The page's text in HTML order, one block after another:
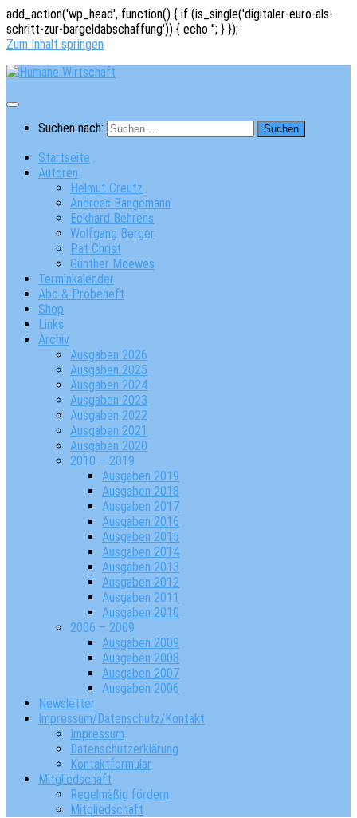
add_action('wp_head', function() { if (is_single('digitaler-euro-als-
schritt-zur-bargeldabschaffung')) { echo ''; } });
Zum Inhalt springen
Suchen nach:
Startseite
Autoren
Helmut Creutz
Andreas Bangemann
Eckhard Behrens
Wolfgang Berger
Pat Christ
Günther Moewes
Terminkalender
Abo & Probeheft
Shop
Links
Archiv
Ausgaben 2026
Ausgaben 2025
Ausgaben 2024
Ausgaben 2023
Ausgaben 2022
Ausgaben 2021
Ausgaben 2020
2010 – 2019
Ausgaben 2019
Ausgaben 2018
Ausgaben 2017
Ausgaben 2016
Ausgaben 2015
Ausgaben 2014
Ausgaben 2013
Ausgaben 2012
Ausgaben 2011
Ausgaben 2010
2006 – 2009
Ausgaben 2009
Ausgaben 2008
Ausgaben 2007
Ausgaben 2006
Newsletter
Impressum/Datenschutz/Kontakt
Impressum
Datenschutzerklärung
Kontaktformular
Mitgliedschaft
Regelmäßig fördern
Mitgliedschaft